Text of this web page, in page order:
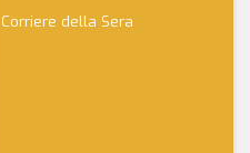
Corriere della Sera